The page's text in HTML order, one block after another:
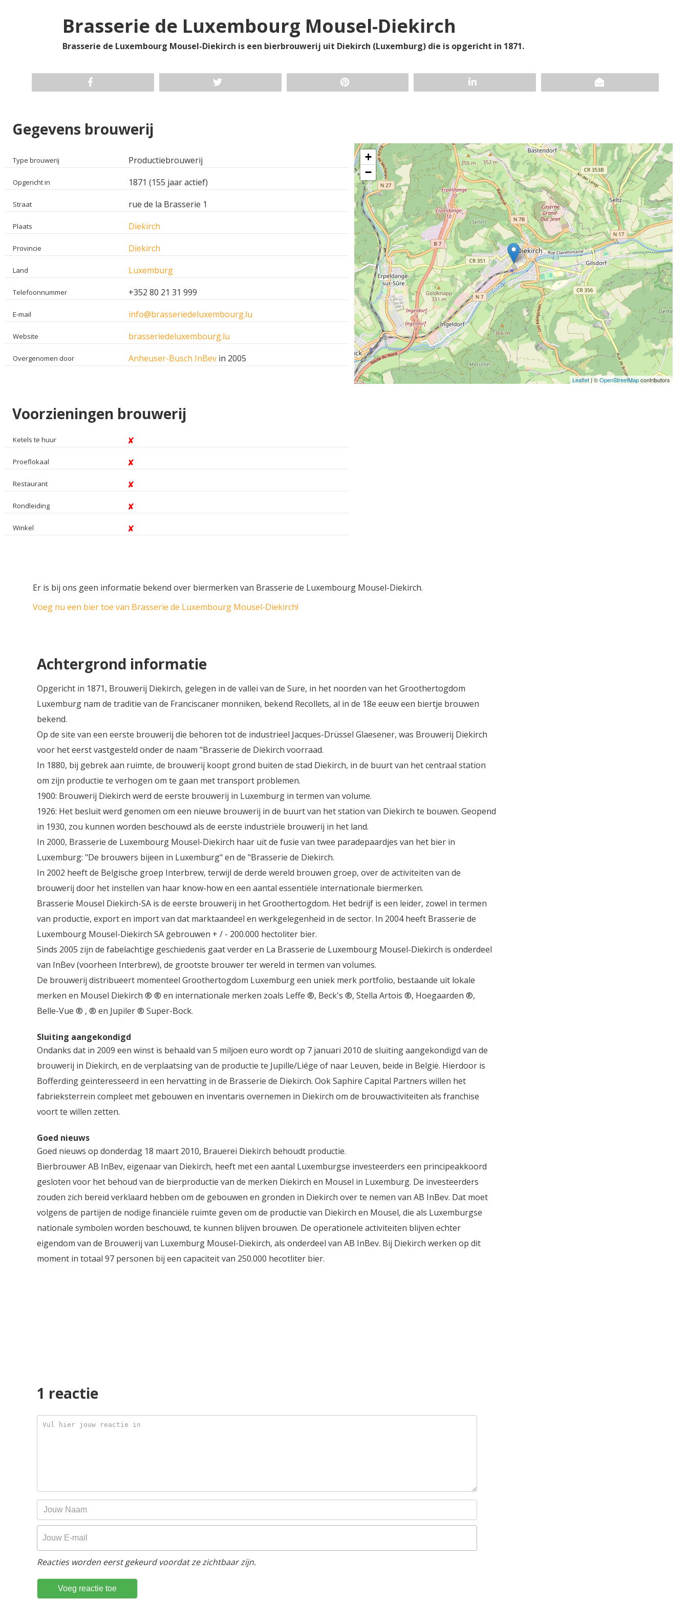
Brasserie de Luxembourg Mousel-Diekirch
Brasserie de Luxembourg Mousel-Diekirch is een bierbrouwerij uit Diekirch (Luxemburg) die is opgericht in 1871.
Gegevens brouwerij
Type brouwerij Productiebrouwerij
Opgericht in 1871 (155 jaar actief)
Straat rue de la Brasserie 1
Plaats Diekirch
Provincie Diekirch
Land Luxemburg
Telefoonnummer +352 80 21 31 999
E-mail info@brasseriedeluxembourg.lu
Website brasseriedeluxembourg.lu
Overgenomen door Anheuser-Busch InBev in 2005
+
−
Leaflet | ©OpenStreetMapcontributors
Voorzieningen brouwerij
Ketels te huur
Proeflokaal
Restaurant
Rondleiding
Winkel
Er is bij ons geen informatie bekend over biermerken van Brasserie de Luxembourg Mousel-Diekirch.
Voeg nu een bier toe van Brasserie de Luxembourg Mousel-Diekirch!
Achtergrond informatie
Opgericht in 1871, Brouwerij Diekirch, gelegen in de vallei van de Sure, in het noorden van het Groothertogdom
Luxemburg nam de traditie van de Franciscaner monniken, bekend Recollets, al in de 18e eeuw een biertje brouwen
bekend.
Op de site van een eerste brouwerij die behoren tot de industrieel Jacques-Drüssel Glaesener, was Brouwerij Diekirch
voor het eerst vastgesteld onder de naam "Brasserie de Diekirch voorraad.
In 1880, bij gebrek aan ruimte, de brouwerij koopt grond buiten de stad Diekirch, in de buurt van het centraal station
om zijn productie te verhogen om te gaan met transport problemen.
1900: Brouwerij Diekirch werd de eerste brouwerij in Luxemburg in termen van volume.
1926: Het besluit werd genomen om een nieuwe brouwerij in de buurt van het station van Diekirch te bouwen. Geopend
in 1930, zou kunnen worden beschouwd als de eerste industriële brouwerij in het land.
In 2000, Brasserie de Luxembourg Mousel-Diekirch haar uit de fusie van twee paradepaardjes van het bier in
Luxemburg: "De brouwers bijeen in Luxemburg" en de "Brasserie de Diekirch.
In 2002 heeft de Belgische groep Interbrew, terwijl de derde wereld brouwen groep, over de activiteiten van de
brouwerij door het instellen van haar know-how en een aantal essentiële internationale biermerken.
Brasserie Mousel Diekirch-SA is de eerste brouwerij in het Groothertogdom. Het bedrijf is een leider, zowel in termen
van productie, export en import van dat marktaandeel en werkgelegenheid in de sector. In 2004 heeft Brasserie de
Luxembourg Mousel-Diekirch SA gebrouwen + / - 200.000 hectoliter bier.
Sinds 2005 zijn de fabelachtige geschiedenis gaat verder en La Brasserie de Luxembourg Mousel-Diekirch is onderdeel
van InBev (voorheen Interbrew), de grootste brouwer ter wereld in termen van volumes.
De brouwerij distribueert momenteel Groothertogdom Luxemburg een uniek merk portfolio, bestaande uit lokale
merken en Mousel Diekirch ® ® en internationale merken zoals Leffe ®, Beck's ®, Stella Artois ®, Hoegaarden ®,
Belle-Vue ® , ® en Jupiler ® Super-Bock.
Sluiting aangekondigd
Ondanks dat in 2009 een winst is behaald van 5 miljoen euro wordt op 7 januari 2010 de sluiting aangekondigd van de
brouwerij in Diekirch, en de verplaatsing van de productie te Jupille/Liége of naar Leuven, beide in België. Hierdoor is
Bofferding geïnteresseerd in een hervatting in de Brasserie de Diekirch. Ook Saphire Capital Partners willen het
fabrieksterrein compleet met gebouwen en inventaris overnemen in Diekirch om de brouwactiviteiten als franchise
voort te willen zetten.
Goed nieuws
Goed nieuws op donderdag 18 maart 2010, Brauerei Diekirch behoudt productie.
Bierbrouwer AB InBev, eigenaar van Diekirch, heeft met een aantal Luxemburgse investeerders een principeakkoord
gesloten voor het behoud van de bierproductie van de merken Diekirch en Mousel in Luxemburg. De investeerders
zouden zich bereid verklaard hebben om de gebouwen en gronden in Diekirch over te nemen van AB InBev. Dat moet
volgens de partijen de nodige financiële ruimte geven om de productie van Diekirch en Mousel, die als Luxemburgse
nationale symbolen worden beschouwd, te kunnen blijven brouwen. De operationele activiteiten blijven echter
eigendom van de Brouwerij van Luxemburg Mousel-Diekirch, als onderdeel van AB InBev. Bij Diekirch werken op dit
moment in totaal 97 personen bij een capaciteit van 250.000 hecotliter bier.
1 reactie
Reacties worden eerst gekeurd voordat ze zichtbaar zijn.